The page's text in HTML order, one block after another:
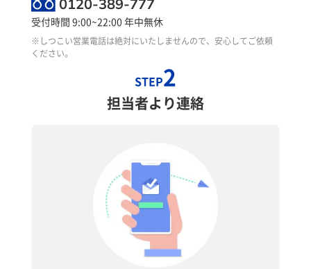
0120-389-777
受付時間 9:00~22:00 年中無休
※しつこい営業電話は絶対にいたしませんので、安心してご依頼
ください。
STEP2
担当者より連絡